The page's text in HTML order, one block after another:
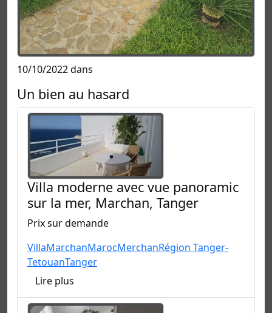
10/10/2022 dans
Un bien au hasard
Villa moderne avec vue panoramic
sur la mer, Marchan, Tanger
Prix sur demande
VillaMarchanMarocMerchanRégion Tanger-
TetouanTanger
Lire plus